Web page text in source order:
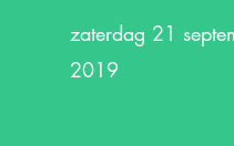
zaterdag 21
2019